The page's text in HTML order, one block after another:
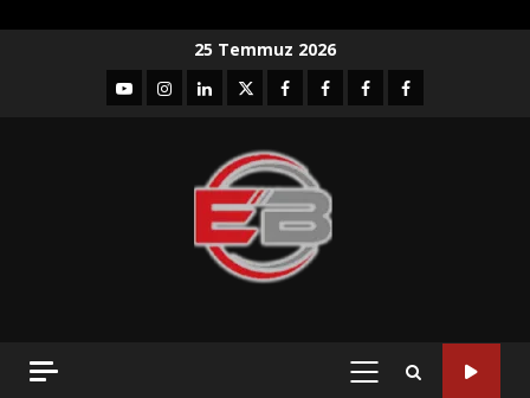
25 Temmuz 2026
YouTubeInstagram
LinkedIntwitterfacebook-Facebook-
Facebook-Facebook-
PRIMARY